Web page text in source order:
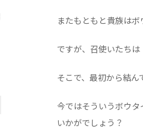
またもともと貴族はボ
ですが、召使いたちは
そこで、最初から結ん
今ではそういうボウ
いかがでしょう？